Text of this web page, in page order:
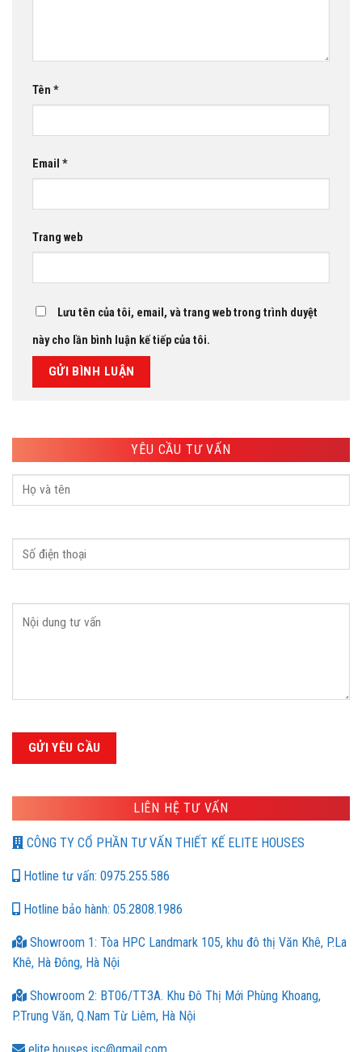
Tên *
Email *
Trang web
Lưu tên của tôi, email, và trang web trong trình duyệt
này cho lần bình luận kế tiếp của tôi.
YÊU CẦU TƯ VẤN
LIÊN HỆ TƯ VẤN
CÔNG TY CỔ PHẦN TƯ VẤN THIẾT KẾ ELITE HOUSES
Hotline tư vấn: 0975.255.586
Hotline bảo hành: 05.2808.1986
Showroom 1: Tòa HPC Landmark 105, khu đô thị Văn Khê, P.La
Khê, Hà Đông, Hà Nội
Showroom 2: BT06/TT3A. Khu Đô Thị Mới Phùng Khoang,
P.Trung Văn, Q.Nam Từ Liêm, Hà Nội